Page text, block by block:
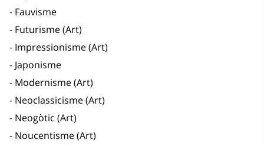
Fauvisme
Futurisme (Art)
Impressionisme (Art)
Japonisme
Modernisme (Art)
Neoclassicisme (Art)
Neogòtic (Art)
Noucentisme (Art)